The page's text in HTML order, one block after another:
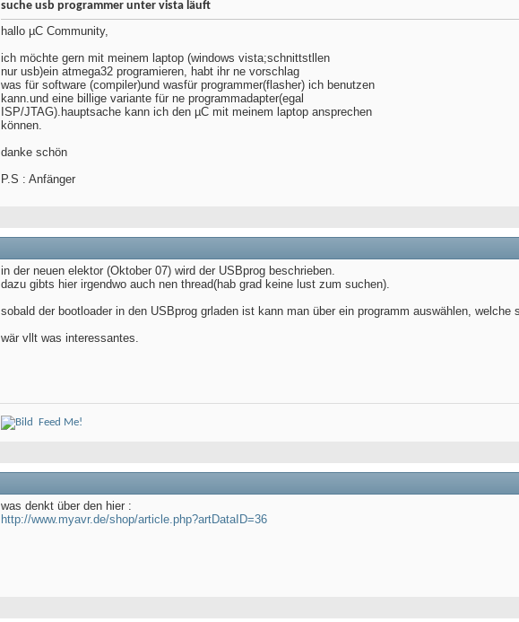
suche usb programmer unter vista läuft
hallo µC Community,
ich möchte gern mit meinem laptop (windows vista;schnittstllen
nur usb)ein atmega32 programieren, habt ihr ne vorschlag
was für software (compiler)und wasfür programmer(flasher) ich benutzen
kann.und eine billige variante für ne programmadapter(egal
ISP/JTAG).hauptsache kann ich den µC mit meinem laptop ansprechen
können.
danke schön
P.S : Anfänger
in der neuen elektor (Oktober 07) wird der USBprog beschrieben.
dazu gibts hier irgendwo auch nen thread(hab grad keine lust zum suchen).
sobald der bootloader in den USBprog grladen ist kann man über ein programm auswählen, welche
wär vllt was interessantes.
Feed Me!
was denkt über den hier :
http://www.myavr.de/shop/article.php?artDataID=36